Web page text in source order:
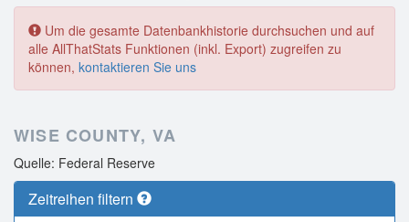
Um die gesamte Datenbankhistorie durchsuchen und auf
alle AllThatStats Funktionen (inkl. Export) zugreifen zu
können, kontaktieren Sie uns
WISE COUNTY, VA
Quelle: Federal Reserve
Zeitreihen filtern